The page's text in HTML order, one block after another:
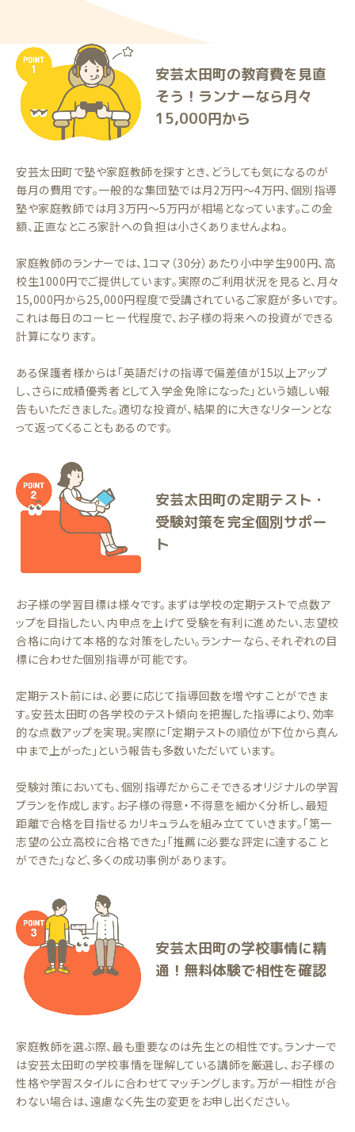
安芸太田町の教育費を見直
そう！ランナーなら月々
15,000円から
安芸太田町で塾や家庭教師を探すとき、どうしても気になるのが
毎月の費用です。一般的な集団塾では月2万円〜4万円、個別指導
塾や家庭教師では月3万円〜5万円が相場となっています。この金
額、正直なところ家計への負担は小さくありませんよね。
家庭教師のランナーでは、1コマ（30分）あたり小中学生900円、高
校生1000円でご提供しています。実際のご利用状況を見ると、月々
15,000円から25,000円程度で受講されているご家庭が多いです。
これは毎日のコーヒー代程度で、お子様の将来への投資ができる
計算になります。
ある保護者様からは「英語だけの指導で偏差値が15以上アップ
し、さらに成績優秀者として入学金免除になった」という嬉しい報
告もいただきました。適切な投資が、結果的に大きなリターンとな
って返ってくることもあるのです。
安芸太田町の定期テスト・
受験対策を完全個別サポー
ト
お子様の学習目標は様々です。まずは学校の定期テストで点数ア
ップを目指したい、内申点を上げて受験を有利に進めたい、志望校
合格に向けて本格的な対策をしたい。ランナーなら、それぞれの目
標に合わせた個別指導が可能です。
定期テスト前には、必要に応じて指導回数を増やすことができま
す。安芸太田町の各学校のテスト傾向を把握した指導により、効率
的な点数アップを実現。実際に「定期テストの順位が下位から真ん
中まで上がった」という報告も多数いただいています。
受験対策においても、個別指導だからこそできるオリジナルの学習
プランを作成します。お子様の得意・不得意を細かく分析し、最短
距離で合格を目指せるカリキュラムを組み立てていきます。「第一
志望の公立高校に合格できた」「推薦に必要な評定に達すること
ができた」など、多くの成功事例があります。
安芸太田町の学校事情に精
通！無料体験で相性を確認
家庭教師を選ぶ際、最も重要なのは先生との相性です。ランナーで
は安芸太田町の学校事情を理解している講師を厳選し、お子様の
性格や学習スタイルに合わせてマッチングします。万が一相性が合
わない場合は、遠慮なく先生の変更をお申し出ください。